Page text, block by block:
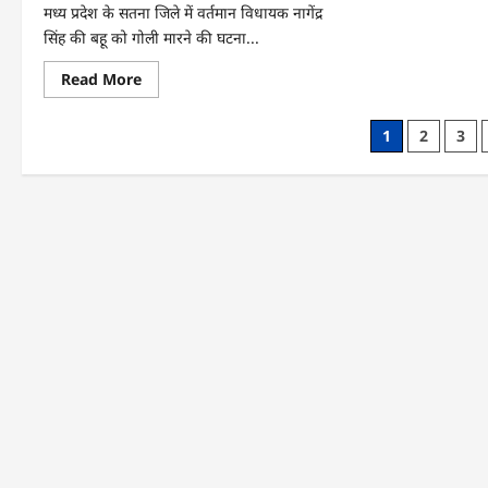
मध्य प्रदेश के सतना जिले में वर्तमान विधायक नागेंद्र
सिंह की बहू को गोली मारने की घटना...
Read More
1 2 3